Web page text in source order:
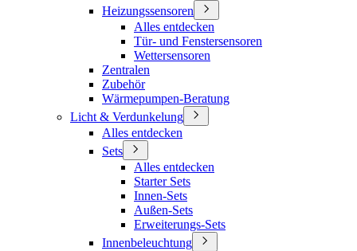
Heizungssensoren
Alles entdecken
Tür- und Fenstersensoren
Wettersensoren
Zentralen
Zubehör
Wärmepumpen-Beratung
Licht & Verdunkelung
Alles entdecken
Sets
Alles entdecken
Starter Sets
Innen-Sets
Außen-Sets
Erweiterungs-Sets
Innenbeleuchtung